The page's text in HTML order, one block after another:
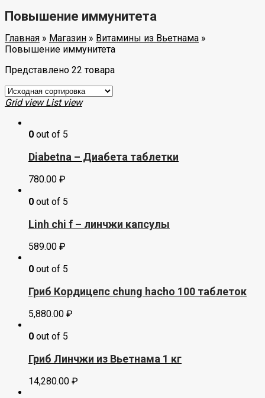
Повышение иммунитета
Главная » Магазин » Витамины из Вьетнама »
Повышение иммунитета
Представлено 22 товара
Grid view List view
0 out of 5
Diabetna – Диабета таблетки
780.00 ₽
0 out of 5
Linh chi f – линчжи капсулы
589.00 ₽
0 out of 5
Гриб Кордицепс chung hacho 100 таблеток
5,880.00 ₽
0 out of 5
Гриб Линчжи из Вьетнама 1 кг
14,280.00 ₽